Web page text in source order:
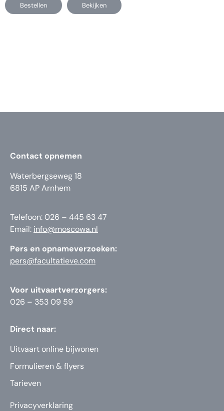
Bestellen Bekijken
Contact opnemen
Waterbergseweg 18
6815 AP Arnhem
Telefoon: 026 – 445 63 47
Email: info@moscowa.nl
Pers en opnameverzoeken:
pers@facultatieve.com
Voor uitvaartverzorgers:
026 – 353 09 59
Direct naar:
Uitvaart online bijwonen
Formulieren & flyers
Tarieven
Privacyverklaring